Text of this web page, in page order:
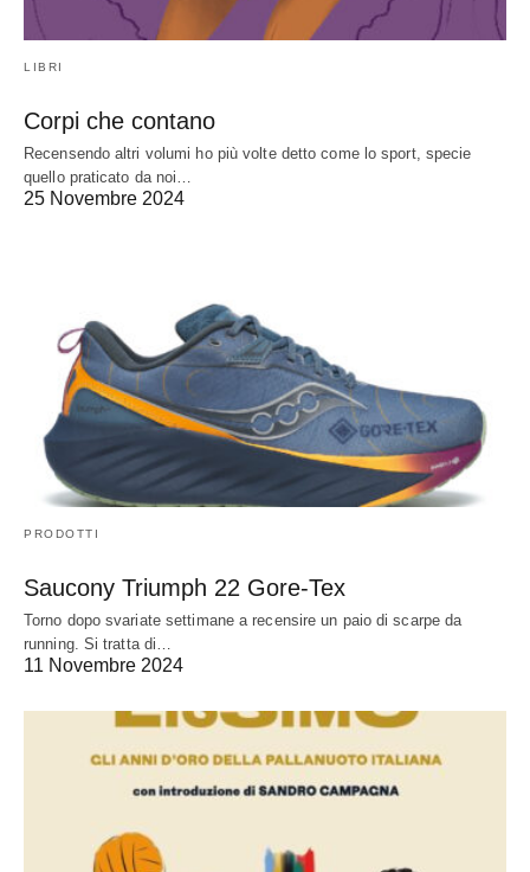
LIBRI
Corpi che contano
Recensendo altri volumi ho più volte detto come lo sport, specie
quello praticato da noi…
25 Novembre 2024
PRODOTTI
Saucony Triumph 22 Gore-Tex
Torno dopo svariate settimane a recensire un paio di scarpe da
running. Si tratta di…
11 Novembre 2024